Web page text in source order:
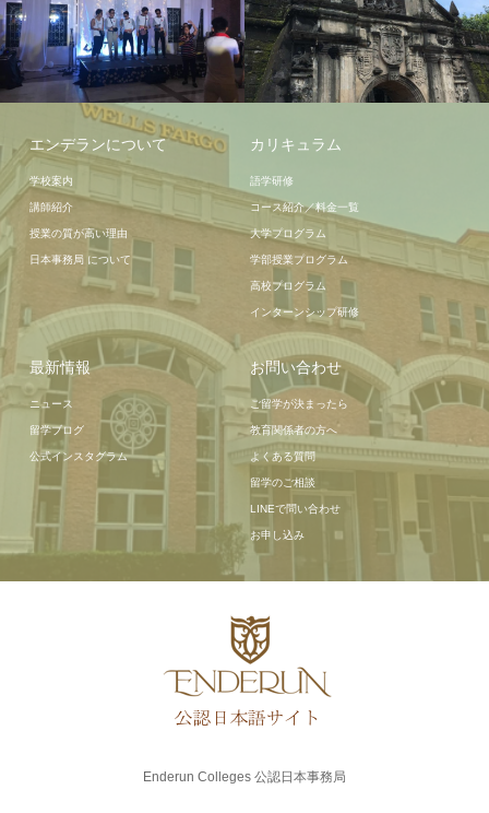
授業
エンデランについて
学校案内
講師紹介
授業の質が高い理由
日本事務局 について
カリキュラム
語学研修
コース紹介／料金一覧
大学プログラム
学部授業プログラム
高校プログラム
インターンシップ研修
最新情報
ニュース
留学ブログ
公式インスタグラム
お問い合わせ
ご留学が決まったら
教育関係者の方へ
よくある質問
留学のご相談
LINEで問い合わせ
お申し込み
Enderun Colleges 公認日本事務局